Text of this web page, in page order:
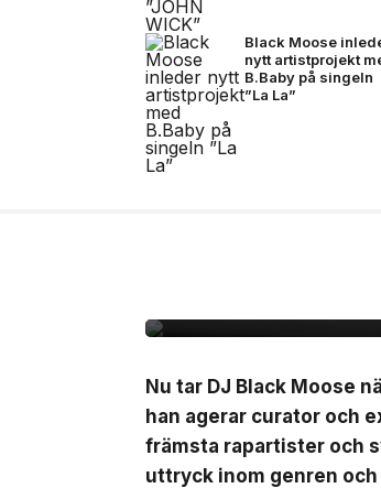
Black Moose
nytt artistprojekt
B.Baby på singeln
”La La”
Nu tar DJ Black Moose
han agerar curator och
främsta rapartister och
uttryck inom genren